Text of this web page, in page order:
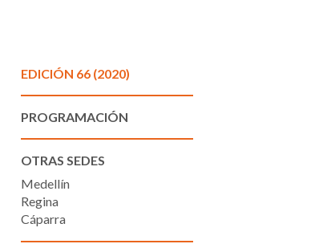
EDICIÓN 66 (2020)
PROGRAMACIÓN
OTRAS SEDES
Medellín
Regina
Cáparra